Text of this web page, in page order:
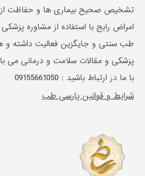
تشخیص صحیح بیماری ها و حفاظت از
امراض رایج با استفاده از مشاوره
طب سنتی و جایگزین فعالیت داشته و
پزشکی و مقالات سلامت و درمانی می
با ما در ارتباط باشید :09155661050
شرایط و قوانین پارسی طب